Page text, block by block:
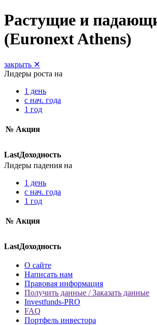
Растущие и
(Euronext Athens)
закрыть ✕
Лидеры роста на
1 день
с нач. года
1 год
№ Акция
LastДоходность
Лидеры падения на
1 день
с нач. года
1 год
№ Акция
LastДоходность
О сайте
Написать нам
Правовая информация
Получить данные / Заказать данные
Investfunds-PRO
FAQ
Портфель инвестора